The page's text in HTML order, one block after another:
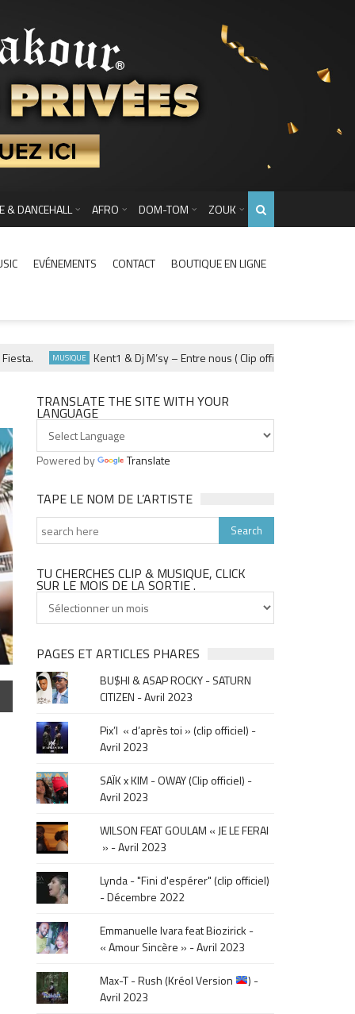
& DANCEHALL AFRO DOM-TOM ZOUK
EVÉNEMENTS CONTACT BOUTIQUE EN LIGNE
MUSIQUE Kent1 & Dj M’sy – Entre nous ( Clip officiel ) – Fevrier 2025
TRANSLATE THE SITE WITH YOUR
LANGUAGE
Powered by Translate
TAPE LE NOM DE L’ARTISTE
TU CHERCHES CLIP & MUSIQUE, CLICK
SUR LE MOIS DE LA SORTIE .
cherches
&
musique,
click
sur
le
mois
de
la
sortie
.
PAGES ET ARTICLES PHARES
BU$HI & ASAP ROCKY - SATURN
CITIZEN - Avril 2023
Pix’l « d’après toi » (clip officiel) -
Avril 2023
SAÏK x KIM - OWAY (Clip officiel) -
Avril 2023
WILSON FEAT GOULAM « JE LE FERAI
» - Avril 2023
Lynda - "Fini d'espérer" (clip officiel)
- Décembre 2022
Emmanuelle Ivara feat Biozirick -
« Amour Sincère » - Avril 2023
Max-T - Rush (Kréol Version
) -
Avril 2023